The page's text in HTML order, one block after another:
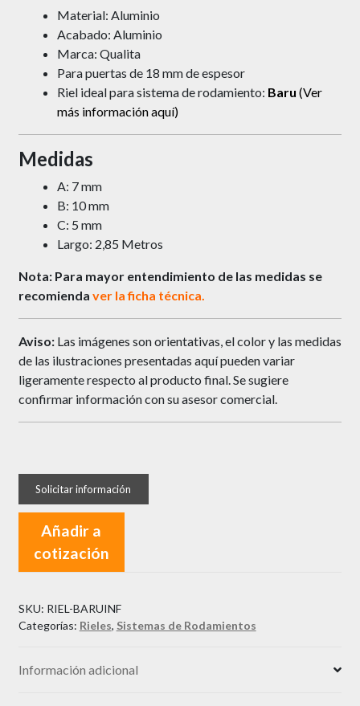
Material: Aluminio
Acabado: Aluminio
Marca: Qualita
Para puertas de 18 mm de espesor
Riel ideal para sistema de rodamiento: Baru (Ver
más información aquí)
Medidas
A: 7 mm
B: 10 mm
C: 5 mm
Largo: 2,85 Metros
Nota: Para mayor entendimiento de las medidas se
recomienda ver la ficha técnica.
Aviso:Las imágenes son orientativas, el color y las medidas
de las ilustraciones presentadas aquí pueden variar
ligeramente respecto al producto final. Se sugiere
confirmar información con su asesor comercial.
Añadir a
cotización
SKU: RIEL-BARUINF
Categorías: Rieles, Sistemas de Rodamientos
Información adicional